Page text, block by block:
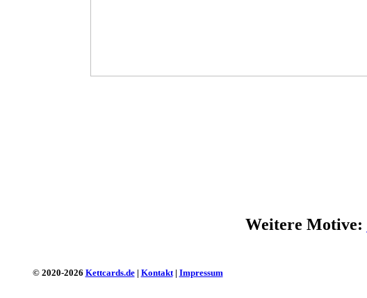
Weitere Motive:
© 2020-2026 Kettcards.de| Kontakt| Impressum